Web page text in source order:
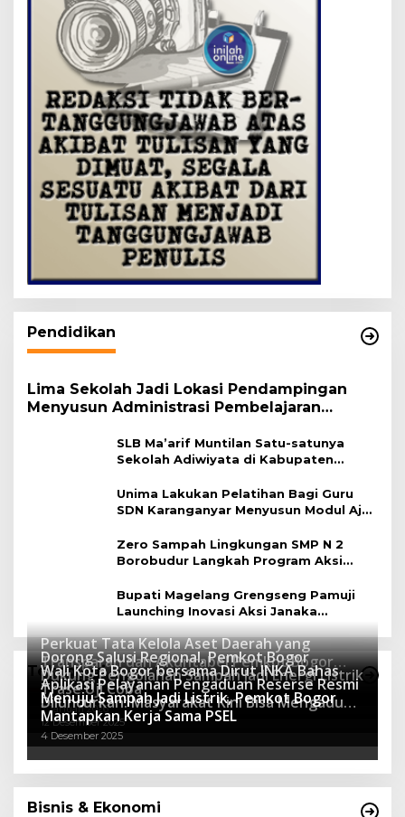
Pendidikan
Lima Sekolah Jadi Lokasi Pendampingan
Menyusun Administrasi Pembelajaran
SLB Ma’arif Muntilan Satu-satunya
Sekolah Adiwiyata di Kabupaten
Unima Lakukan Pelatihan Bagi Guru
SDN Karanganyar Menyusun Modul Ajar
Zero Sampah Lingkungan SMP N 2
Borobudur Langkah Program Aksi
Bupati Magelang Grengseng Pamuji
Launching Inovasi Aksi Janaka
Program Sekolah Adiwiyata
Teknologi
Perkuat Tata Kelola Aset Daerah yang
Transparan dan Akuntabel Pemkot Bogor
Luncurkan SIMASDA
8 Juli 2026
Dorong Salusi Regional, Pemkot Bogor
Dukung Pengolahan Sampah Jadi Energi Listrik
8 April 2026
Wali Kota Bogor bersama Dirut INKA Bahas
Trase Uji Coba
7 Januari 2026
Aplikasi Pelayanan Pengaduan Reserse Resmi
Diluncurkan: Masyarakat Kini Bisa Mengadu
Lebih Cepat, Mudah, dan Terintegrasi
12 Desember 2025
Menuju Sampah Jadi Listrik, Pemkot Bogor
Mantapkan Kerja Sama PSEL
4 Desember 2025
Bisnis & Ekonomi